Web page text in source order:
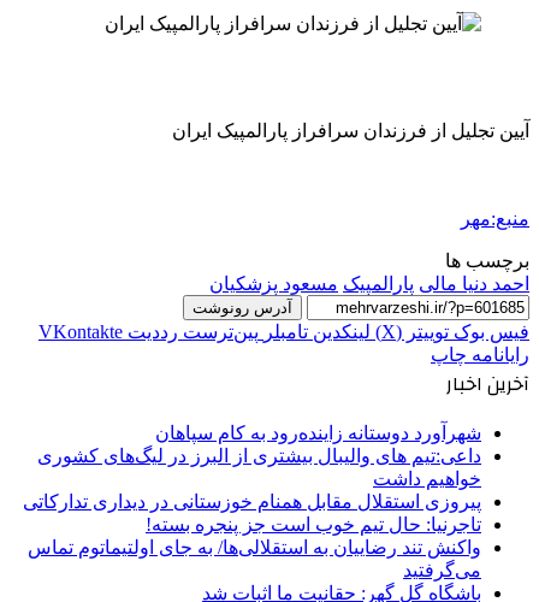
آیین تجلیل از فرزندان سرافراز پارالمپیک ایران
منبع:مهر
برچسب ها
احمد دنیا مالی پارالمپیک مسعود پزشکیان
آدرس رونوشت
فیس بوک توییتر (X) لینکدین ‫تامبلر ‫پین‌ترست ‫رددیت ‫VKontakte
رایانامه چاپ
آخرین اخبار
شهرآورد دوستانه زاینده‌رود به کام سپاهان
داعی:تیم های والیبال بیشتری از البرز در لیگ‌های کشوری
خواهیم داشت
پیروزی استقلال مقابل همنام خوزستانی در دیداری تدارکاتی
تاجرنیا: حال تیم خوب است جز پنجره بسته!
واکنش تند رضاییان به استقلالی‌ها/ به جای اولتیماتوم تماس
می‌گرفتید
باشگاه گل گهر: حقانیت ما اثبات شد